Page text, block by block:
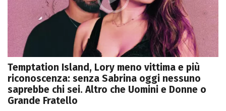
Temptation Island, Lory meno vittima e più
riconoscenza: senza Sabrina oggi nessuno
saprebbe chi sei. Altro che Uomini e Donne o
Grande Fratello